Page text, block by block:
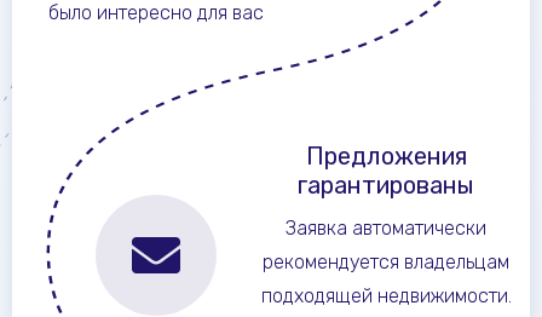
было интересно для вас
Предложения
гарантированы
Заявка автоматически
рекомендуется владельцам
подходящей недвижимости.